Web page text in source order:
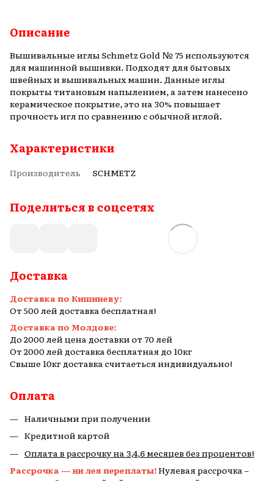
Описание
Вышивальные иглы Schmetz Gold № 75 используются
для машинной вышивки. Подходят для бытовых
швейных и вышивальных машин. Данные иглы
покрыты титановым напылением, а затем нанесено
керамическое покрытие, это на 30% повышает
прочность игл по сравнению с обычной иглой.
Характеристики
Производитель SCHMETZ
Поделиться в соцсетях
Доставка
Доставка по Кишиневу:
От 500 лей доставка бесплатная!
Доставка по Молдове:
До 2000 лей цена доставки от 70 лей
От 2000 лей доставка бесплатная до 10кг
Свыше 10кг доставка считаеться индивидуально!
Оплата
Наличными при получении
Кредитной картой
Оплата в рассрочку на 3,4,6 месяцев без процентов!
Рассрочка — ни лея переплаты!Нулевая рассрочка –